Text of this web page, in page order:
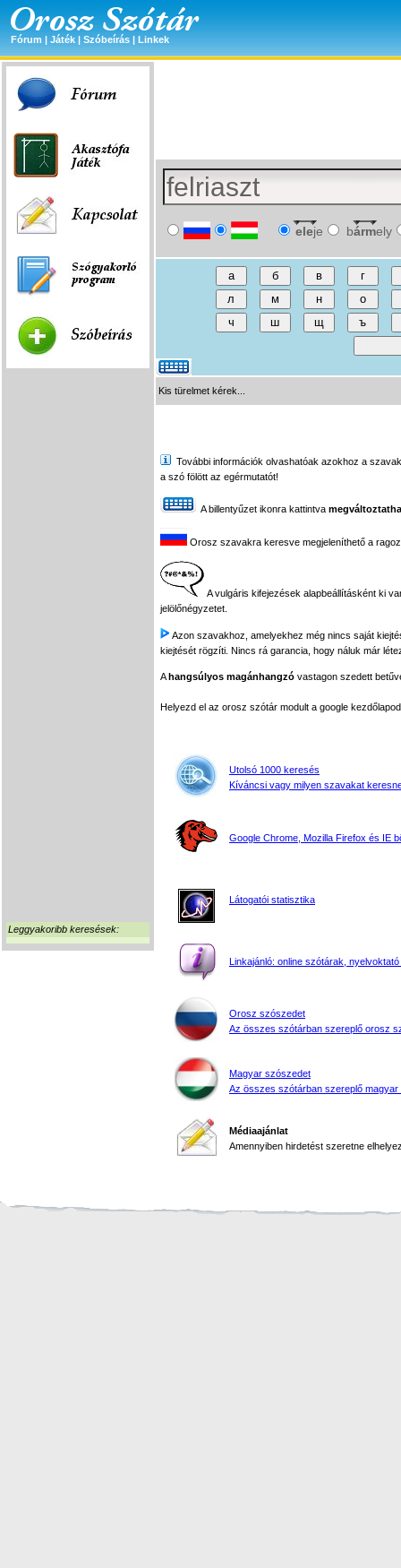
Fórum | Játék | Szóbeírás | Linkek
Leggyakoribb keresések:
eleje bármely
Kis türelmet kérek...
További információk olvashatóak azokhoz a
a szó fölött az egérmutatót!
A billentyűzet ikonra kattintva
Orosz szavakra keresve megjeleníthető a
A vulgáris kifejezések alapbeállításként ki
jelölőnégyzetet.
Azon szavakhoz, amelyekhez még nincs saját
kiejtését rögzíti. Nincs rá garancia, hogy náluk már
Ahangsúlyos magánhangzó vastagon szedett
Helyezd el az orosz szótár modult a google
Utolsó 1000 keresés
Kíváncsi vagy milyen szavakat
Google Chrome, Mozilla Firefox és IE
Látogatói statisztika
Linkajánló: online szótárak, nyelvoktató
Orosz szószedet
Az összes szótárban szereplő orosz
Magyar szószedet
Az összes szótárban szereplő magyar
Médiaajánlat
Amennyiben hirdetést szeretne